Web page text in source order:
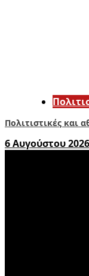
Πολιτιστικές και
6 Αυγούστου 2026